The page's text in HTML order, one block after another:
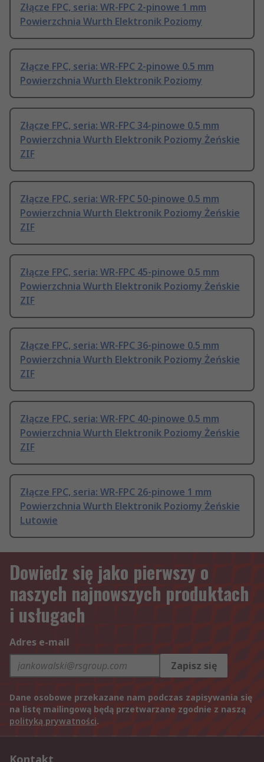
Złącze FPC, seria: WR-FPC 2-pinowe 1 mm
Powierzchnia Wurth Elektronik Poziomy
Złącze FPC, seria: WR-FPC 2-pinowe 0.5 mm
Powierzchnia Wurth Elektronik Poziomy
Złącze FPC, seria: WR-FPC 34-pinowe 0.5 mm
Powierzchnia Wurth Elektronik Poziomy Żeńskie
ZIF
Złącze FPC, seria: WR-FPC 50-pinowe 0.5 mm
Powierzchnia Wurth Elektronik Poziomy Żeńskie
ZIF
Złącze FPC, seria: WR-FPC 45-pinowe 0.5 mm
Powierzchnia Wurth Elektronik Poziomy Żeńskie
ZIF
Złącze FPC, seria: WR-FPC 36-pinowe 0.5 mm
Powierzchnia Wurth Elektronik Poziomy Żeńskie
ZIF
Złącze FPC, seria: WR-FPC 40-pinowe 0.5 mm
Powierzchnia Wurth Elektronik Poziomy Żeńskie
ZIF
Złącze FPC, seria: WR-FPC 26-pinowe 1 mm
Powierzchnia Wurth Elektronik Poziomy Żeńskie
Lutowie
Dowiedz się jako pierwszy o
naszych najnowszych produktach
i usługach
Adres e-mail
Zapisz się
Dane osobowe przekazane nam podczas zapisywania się
na listę mailingową będą przetwarzane zgodnie z naszą
polityką prywatności.